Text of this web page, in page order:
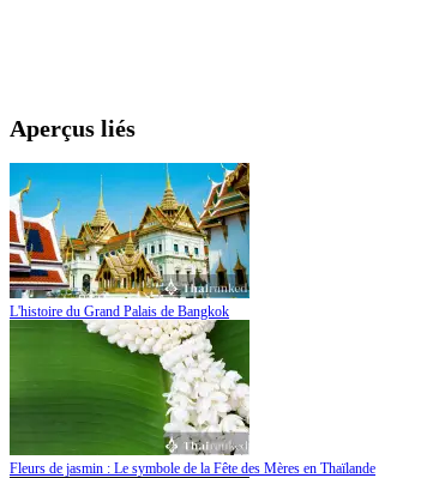
Aperçus liés
L'histoire du Grand Palais de Bangkok
Fleurs de jasmin : Le symbole de la Fête des Mères en Thaïlande